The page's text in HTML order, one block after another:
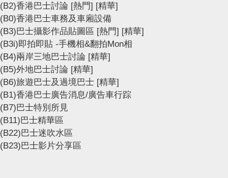
(B2)香港巴士討論 [熱門] [精華]
(B0)香港巴士車務及車廂設備
(B3)巴士攝影作品貼圖區 [熱門] [精華]
(B3i)即拍即貼 -手機相&翻拍Mon相
(B4)兩岸三地巴士討論 [精華]
(B5)外地巴士討論 [精華]
(B6)旅遊巴士及過境巴士 [精華]
(B1)香港巴士廣告消息/廣告車行踪
(B7)巴士特別所見
(B11)巴士精華區
(B22)巴士迷吹水區
(B23)巴士影片分享區